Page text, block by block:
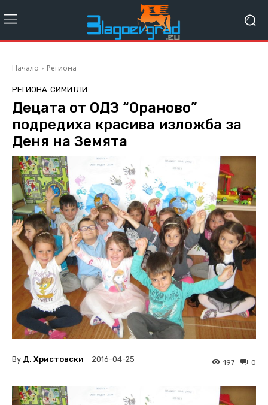
Начало Региона
РЕГИОНА СИМИТЛИ
Децата от ОДЗ “Ораново”
подредиха красива изложба за
Деня на Земята
By Д. Христовски 2016-04-25 0
197